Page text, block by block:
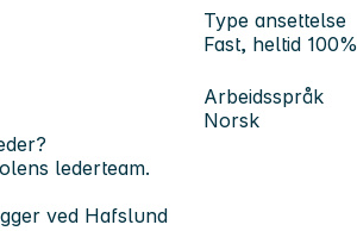
Type ansettelse
Fast, heltid 100%
Arbeidsspråk
Norsk
lederteam.
ved Hafslund